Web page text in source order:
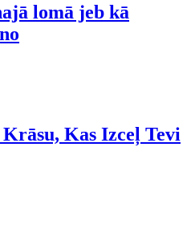
lomā jeb kā
Kas Izceļ Tevi